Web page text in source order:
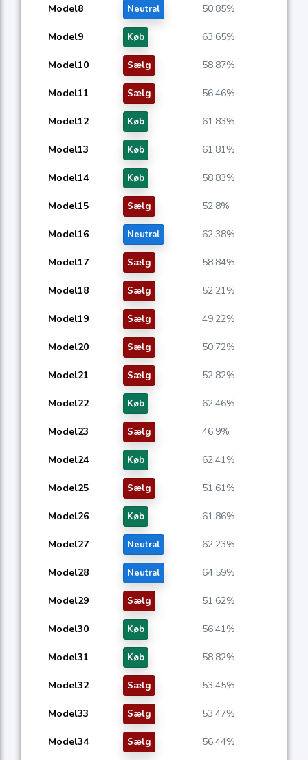
Model8 Neutral 50.85%
Model9 Køb 63.65%
Model10 Sælg 58.87%
Model11 Sælg 56.46%
Model12 Køb 61.83%
Model13 Køb 61.81%
Model14 Køb 58.83%
Model15 Sælg 52.8%
Model16 Neutral 62.38%
Model17 Sælg 58.84%
Model18 Sælg 52.21%
Model19 Sælg 49.22%
Model20 Sælg 50.72%
Model21 Sælg 52.82%
Model22 Køb 62.46%
Model23 Sælg 46.9%
Model24 Køb 62.41%
Model25 Sælg 51.61%
Model26 Køb 61.86%
Model27 Neutral 62.23%
Model28 Neutral 64.59%
Model29 Sælg 51.62%
Model30 Køb 56.41%
Model31 Køb 58.82%
Model32 Sælg 53.45%
Model33 Sælg 53.47%
Model34 Sælg 56.44%